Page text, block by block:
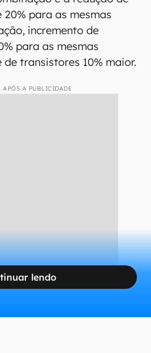
20% para as mesmas
incremento de
para as mesmas
de transistores 10% maior.
APÓS A PUBLICIDADE
lendo